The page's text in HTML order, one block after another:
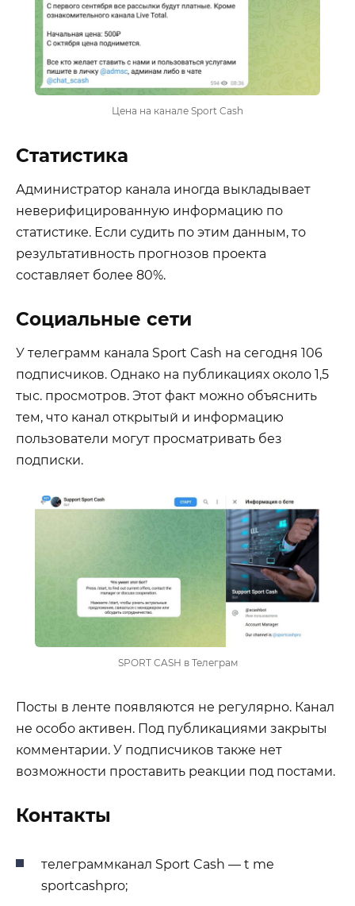
Цена на канале Sport Cash
Статистика
Администратор канала иногда выкладывает
неверифицированную информацию по
статистике. Если судить по этим данным, то
результативность прогнозов проекта
составляет более 80%.
Социальные сети
У телеграмм канала Sport Cash на сегодня 106
подписчиков. Однако на публикациях около 1,5
тыс. просмотров. Этот факт можно объяснить
тем, что канал открытый и информацию
пользователи могут просматривать без
подписки.
SPORT CASH в Телеграм
Посты в ленте появляются не регулярно. Канал
не особо активен. Под публикациями закрыты
комментарии. У подписчиков также нет
возможности проставить реакции под постами.
Контакты
телеграммканал Sport Cash — t me
sportcashpro;